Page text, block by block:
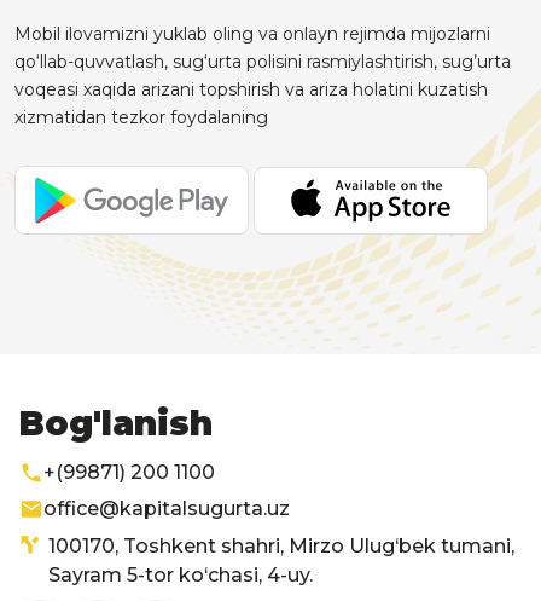
Mobil ilovamizni yuklab oling va onlayn rejimda mijozlarni
qo‘llab-quvvatlash, sug‘urta polisini rasmiylashtirish, sug’urta
voqeasi xaqida arizani topshirish va ariza holatini kuzatish
xizmatidan tezkor foydalaning
Bog'lanish
+(99871) 200 1100
office@kapitalsugurta.uz
100170, Toshkent shahri, Mirzo Ulug‘bek tumani,
Sayram 5-tor ko‘chasi, 4-uy.